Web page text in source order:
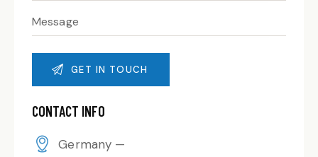
CONTACT INFO
Germany —